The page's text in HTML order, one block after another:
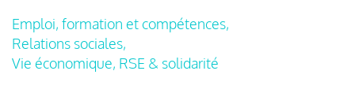
Emploi, formation et compétences,
Relations sociales,
Vie économique, RSE & solidarité